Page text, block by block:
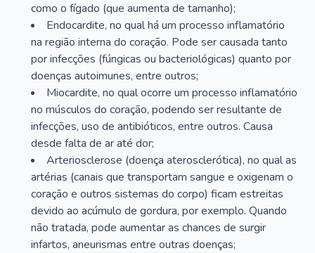
como o fígado (que aumenta de tamanho);
Endocardite, no qual há um processo inflamatório
na região interna do coração. Pode ser causada tanto
por infecções (fúngicas ou bacteriológicas) quanto por
doenças autoimunes, entre outros;
Miocardite, no qual ocorre um processo inflamatório
no músculos do coração, podendo ser resultante de
infecções, uso de antibióticos, entre outros. Causa
desde falta de ar até dor;
Arteriosclerose (doença aterosclerótica), no qual as
artérias (canais que transportam sangue e oxigenam o
coração e outros sistemas do corpo) ficam estreitas
devido ao acúmulo de gordura, por exemplo. Quando
não tratada, pode aumentar as chances de surgir
infartos, aneurismas entre outras doenças;